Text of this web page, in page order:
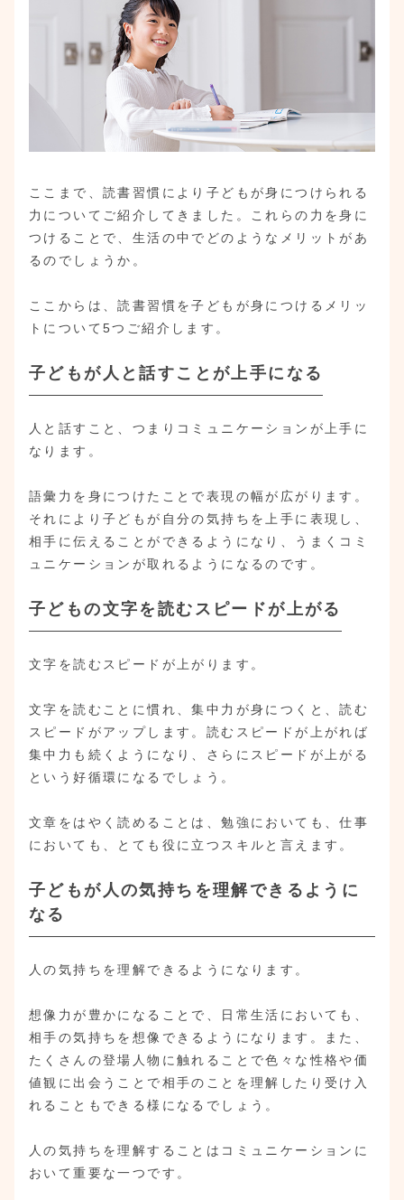
ここまで、読書習慣により子どもが身につけられる
力についてご紹介してきました。これらの力を身に
つけることで、生活の中でどのようなメリットがあ
るのでしょうか。
ここからは、読書習慣を子どもが身につけるメリッ
トについて5つご紹介します。
子どもが人と話すことが上手になる
人と話すこと、つまりコミュニケーションが上手に
なります。
語彙力を身につけたことで表現の幅が広がります。
それにより子どもが自分の気持ちを上手に表現し、
相手に伝えることができるようになり、うまくコミ
ュニケーションが取れるようになるのです。
子どもの文字を読むスピードが上がる
文字を読むスピードが上がります。
文字を読むことに慣れ、集中力が身につくと、読む
スピードがアップします。読むスピードが上がれば
集中力も続くようになり、さらにスピードが上がる
という好循環になるでしょう。
文章をはやく読めることは、勉強においても、仕事
においても、とても役に立つスキルと言えます。
子どもが人の気持ちを理解できるように
なる
人の気持ちを理解できるようになります。
想像力が豊かになることで、日常生活においても、
相手の気持ちを想像できるようになります。また、
たくさんの登場人物に触れることで色々な性格や価
値観に出会うことで相手のことを理解したり受け入
れることもできる様になるでしょう。
人の気持ちを理解することはコミュニケーションに
おいて重要な一つです。